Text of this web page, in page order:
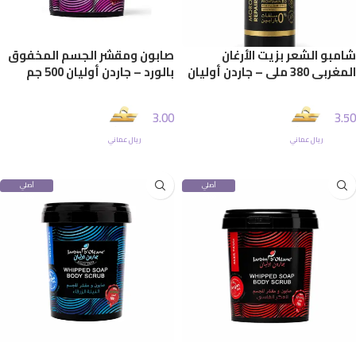
شامبو الشعر بزيت الأرغان
المغربي 380 ملي – جاردن أوليان
3.50
ريال عماني
صابون ومقشر الجسم المخفوق
بالورد – جاردن أوليان 500 جم
3.00
ريال عماني
أصلي
أصلي